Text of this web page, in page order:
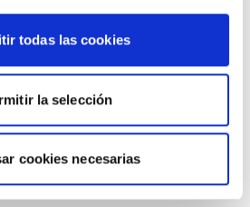
todas las cookies
la selección
cookies necesarias